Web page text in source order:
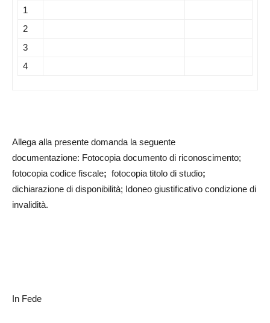
1
2
3
4
Allega alla presente domanda la seguente
documentazione: Fotocopia documento di riconoscimento;
fotocopia codice fiscale; fotocopia titolo di studio;
dichiarazione di disponibilità; Idoneo giustificativo condizione di
invalidità.
In Fede